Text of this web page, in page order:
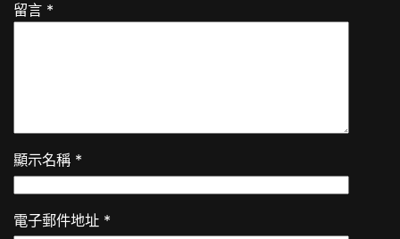
留言 *
顯示名稱 *
電子郵件地址 *